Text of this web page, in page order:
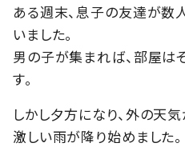
ある週末、息子の友達が数
いました。
男の子が集まれば、部屋は
す。
しかし夕方になり、外の天気
激しい雨が降り始めました。